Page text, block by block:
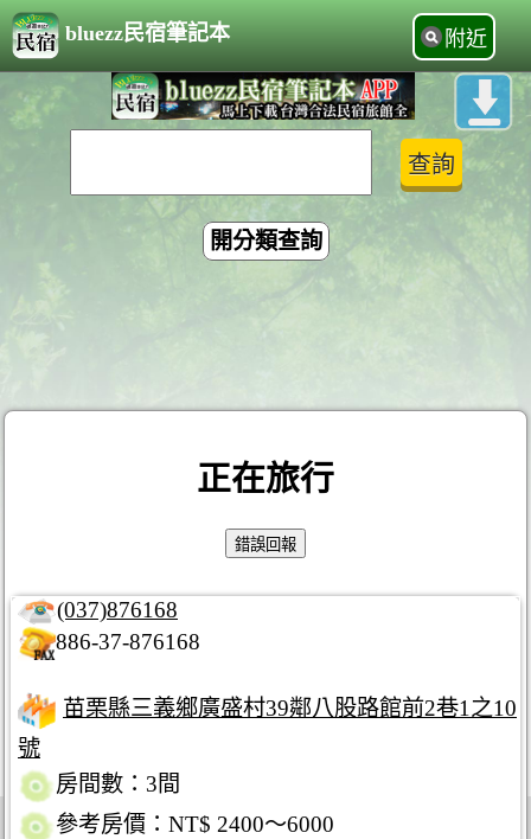
bluezz民宿筆記本 附近
開分類查詢
正在旅行
(037)876168
886-37-876168
苗栗縣三義鄉廣盛村39鄰八股路館前2巷1之10
號
房間數：3間
參考房價：NT$ 2400～6000